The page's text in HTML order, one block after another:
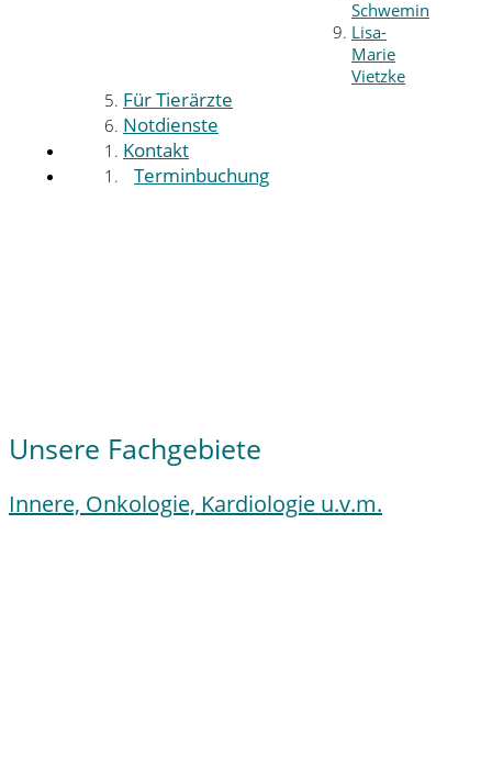
Schwemin
Lisa-
Marie
Vietzke
Für Tierärzte
Notdienste
Kontakt
Terminbuchung
Unsere Fachgebiete
Innere, Onkologie, Kardiologie u.v.m.